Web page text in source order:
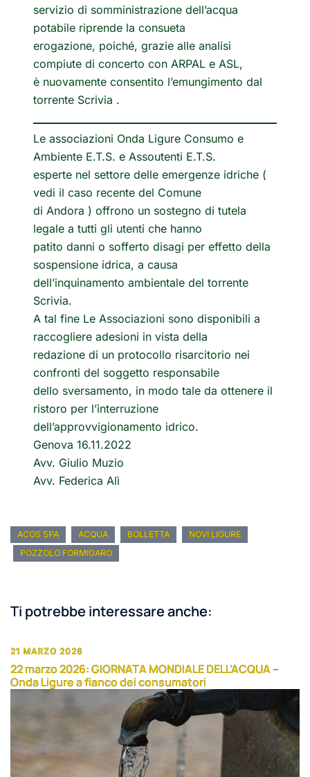
servizio di somministrazione dell’acqua
potabile riprende la consueta
erogazione, poiché, grazie alle analisi
compiute di concerto con ARPAL e ASL,
è nuovamente consentito l’emungimento dal
torrente Scrivia .
Le associazioni Onda Ligure Consumo e
Ambiente E.T.S. e Assoutenti E.T.S.
esperte nel settore delle emergenze idriche (
vedi il caso recente del Comune
di Andora ) offrono un sostegno di tutela
legale a tutti gli utenti che hanno
patito danni o sofferto disagi per effetto della
sospensione idrica, a causa
dell’inquinamento ambientale del torrente
Scrivia.
A tal fine Le Associazioni sono disponibili a
raccogliere adesioni in vista della
redazione di un protocollo risarcitorio nei
confronti del soggetto responsabile
dello sversamento, in modo tale da ottenere il
ristoro per l’interruzione
dell’approvvigionamento idrico.
Genova 16.11.2022
Avv. Giulio Muzio
Avv. Federica Alì
ACOS SPA ACQUA BOLLETTA
NOVI LIGURE
POZZOLO FORMIGARO
Ti potrebbe interessare anche:
21 MARZO 2026
22 marzo 2026: GIORNATA MONDIALE DELL’ACQUA –
Onda Ligure a fianco dei consumatori